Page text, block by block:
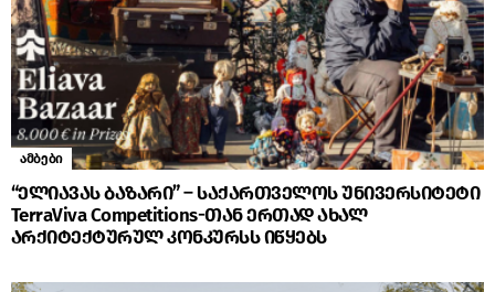
ამბები
“ელიავას ბაზარი” – საქართველოს უნივერსიტეტი
TerraViva Competitions-თან ერთად ახალ
არქიტექტურულ კონკურსს იწყებს